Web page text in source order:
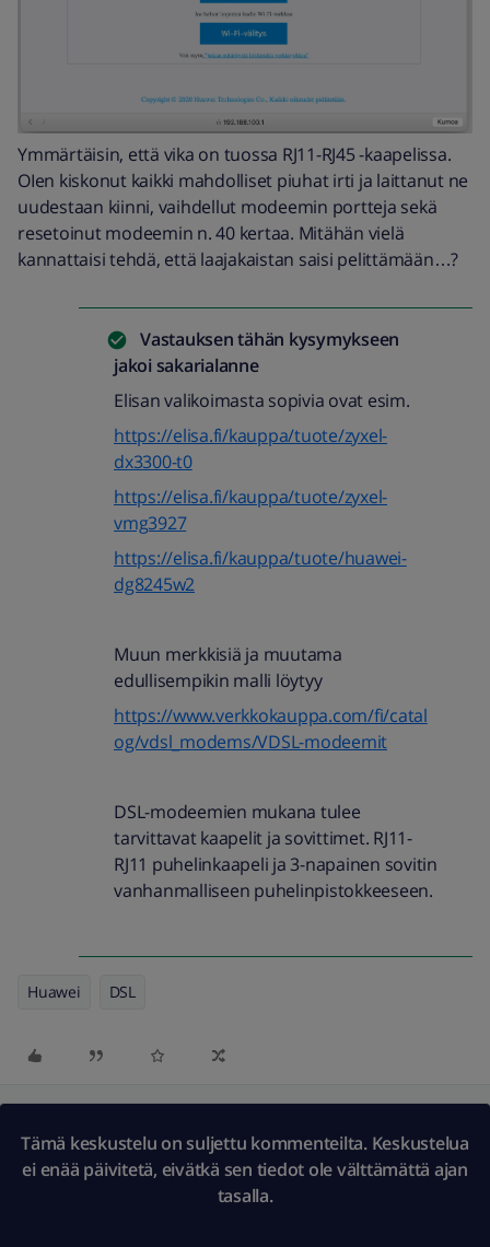
Ymmärtäisin, että vika on tuossa RJ11-RJ45 -kaapelissa.
OIen kiskonut kaikki mahdolliset piuhat irti ja laittanut ne
uudestaan kiinni, vaihdellut modeemin portteja sekä
resetoinut modeemin n. 40 kertaa. Mitähän vielä
kannattaisi tehdä, että laajakaistan saisi pelittämään…?
Vastauksen tähän kysymykseen
jakoi sakarialanne
Elisan valikoimasta sopivia ovat esim.
https://elisa.fi/kauppa/tuote/zyxel-
dx3300-t0
https://elisa.fi/kauppa/tuote/zyxel-
vmg3927
https://elisa.fi/kauppa/tuote/huawei-
dg8245w2
Muun merkkisiä ja muutama
edullisempikin malli löytyy
https://www.verkkokauppa.com/fi/catal
og/vdsl_modems/VDSL-modeemit
DSL-modeemien mukana tulee
tarvittavat kaapelit ja sovittimet. RJ11-
RJ11 puhelinkaapeli ja 3-napainen sovitin
vanhanmalliseen puhelinpistokkeeseen.
Huawei DSL
Tämä keskustelu on suljettu kommenteilta. Keskustelua
ei enää päivitetä, eivätkä sen tiedot ole välttämättä ajan
tasalla.